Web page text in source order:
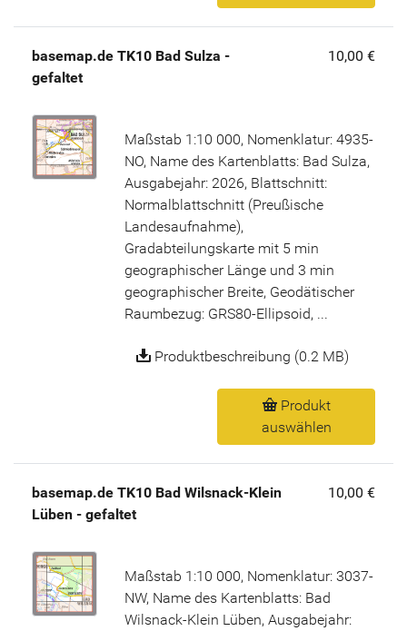
basemap.de TK10 Bad Sulza -
gefaltet
10,00 €
Maßstab 1:10 000, Nomenklatur: 4935-
NO, Name des Kartenblatts: Bad Sulza,
Ausgabejahr: 2026, Blattschnitt:
Normalblattschnitt (Preußische
Landesaufnahme),
Gradabteilungskarte mit 5 min
geographischer Länge und 3 min
geographischer Breite, Geodätischer
Raumbezug: GRS80-Ellipsoid, ...
Produktbeschreibung (0.2 MB)
Produkt
auswählen
basemap.de TK10 Bad Wilsnack-Klein
Lüben - gefaltet
10,00 €
Maßstab 1:10 000, Nomenklatur: 3037-
NW, Name des Kartenblatts: Bad
Wilsnack-Klein Lüben, Ausgabejahr: